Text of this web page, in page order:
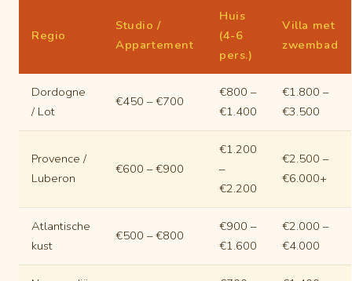
Regio
Studio /
Appartement
Huis
(4-6
pers.)
Villa met
zwembad
Dordogne
/ Lot
€450 – €700
€800 –
€1.400
€1.800 –
€3.500
Provence /
Luberon
€600 – €900
€1.200
–
€2.200
€2.500 –
€6.000+
Atlantische
kust
€500 – €800
€900 –
€1.600
€2.000 –
€4.000